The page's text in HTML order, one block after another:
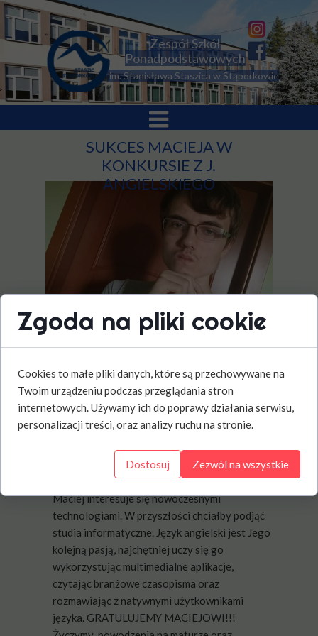
SUKCES MACIEJA W
KONKURSIE Z J.
ANGIELSKIEGO
29 października 2020
Ogólnokształcącego, po raz drugi zdobył
pierwsze miejsce w województwie
świętokrzyskim (21 w kraju) w
OGÓLNOPOLSKIM INTERAKTYWNYM
KONKURSIE JĘZYKA ANGIELSKIEGO
. Konkurs ma formę
interaktywnego testu do rozwiązania online.
Maciej interesuje się nowoczesnymi
technologiami. W przyszłości chciałby podjąć
studia informatyczne. Język angielski jest Jego
kolejną pasją, najchętniej uczy się go
wykorzystując multimedialne aplikacje,
czytając branżowe czasopisma oraz
rozmawiając z natywnymi użytkownikami
języka. GRATULUJEMY MACIEJOWI!!!
im. Stanisława Staszica w Stąporkowie
Zespół Szkół
Ponadpodstawowych
Zgoda na pliki cookie
Cookies to małe pliki danych, które są przechowywane na
Twoim urządzeniu podczas przeglądania stron
internetowych. Używamy ich do poprawy działania serwisu,
personalizacji treści, oraz analizy ruchu na stronie.
Dostosuj Zezwól na wszystkie